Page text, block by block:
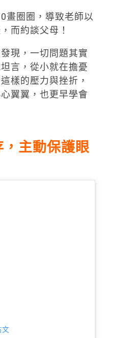
畫圈圈，導致老師以
而約談父母！
現，一切問題其實
言，從小就在擔憂
樣的壓力與挫折，
翼翼，也更早學會
主動保護眼